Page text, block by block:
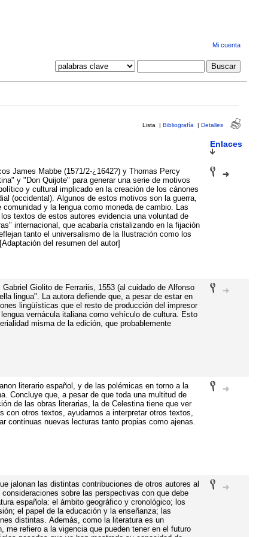
Mi cuenta
Lista | Bibliografía | Detalles
Enlaces
James Mabbe (1571/2-¿1642?) y Thomas Percy
y "Don Quijote" para generar una serie de motivos
y cultural implicado en la creación de los cánones
(occidental). Algunos de estos motivos son la guerra,
y la lengua como moneda de cambio. Las
textos de estos autores evidencia una voluntad de
internacional, que acabaría cristalizando en la fijación
tanto el universalismo de la Ilustración como los
del resumen del autor]
Giolito de Ferrariis, 1553 (al cuidado de Alfonso
lingua". La autora defiende que, a pesar de estar en
lingüísticas que el resto de producción del impresor
vernácula italiana como vehículo de cultura. Esto
misma de la edición, que probablemente
literario español, y de las polémicas en torno a la
Concluye que, a pesar de que toda una multitud de
de las obras literarias, la de Celestina tiene que ver
con otros textos, ayudarnos a interpretar otros textos,
continuas nuevas lecturas tanto propias como ajenas.
jalonan las distintas contribuciones de otros autores al
sobre las perspectivas con que debe
española: el ámbito geográfico y cronológico; los
el papel de la educación y la enseñanza; las
distintas. Además, como la literatura es un
refiero a la vigencia que pueden tener en el futuro